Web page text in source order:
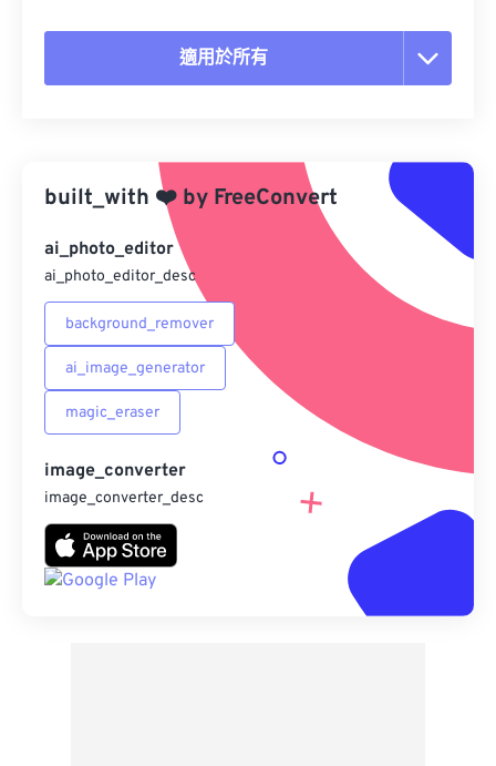
適用於所有
另存為預設
built_with ❤️ by FreeConvert
ai_photo_editor
ai_photo_editor_desc
background_remover
ai_image_generator
magic_eraser
image_converter
image_converter_desc